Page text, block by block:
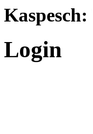
Kaspesch:
Login